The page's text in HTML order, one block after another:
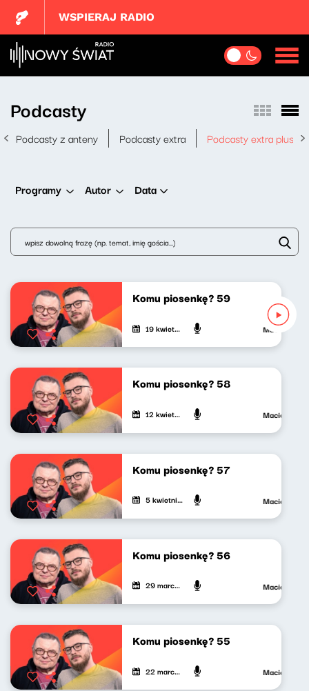
WSPIERAJ RADIO
Podcasty
Podcasty z anteny Podcasty extra Podcasty extra plus
Programy Autor Data
Komu piosenkę? 59
19 kwietnia 2024 Maciej
Komu piosenkę? 58
12 kwietnia 2024 Maciej
Komu piosenkę? 57
5 kwietnia 2024 Maciej
Komu piosenkę? 56
29 marca 2024 Maciej
Komu piosenkę? 55
22 marca 2024 Maciej